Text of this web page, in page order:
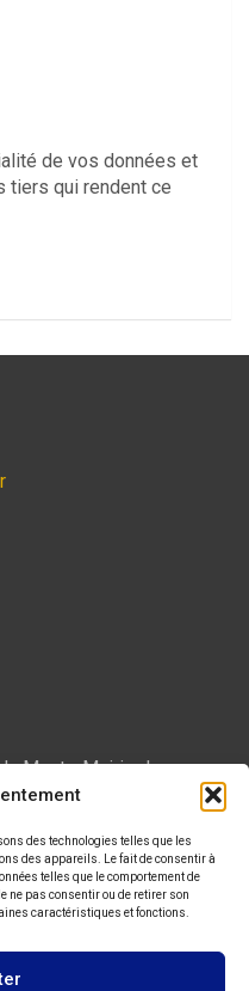
des technologies telles que les
des appareils. Le fait de consentir à
telles que le comportement de
ne pas consentir ou de retirer son
caractéristiques et fonctions.
de vos données et
tiers qui rendent ce
Mont - Mairie de
Clermont-Ferrand